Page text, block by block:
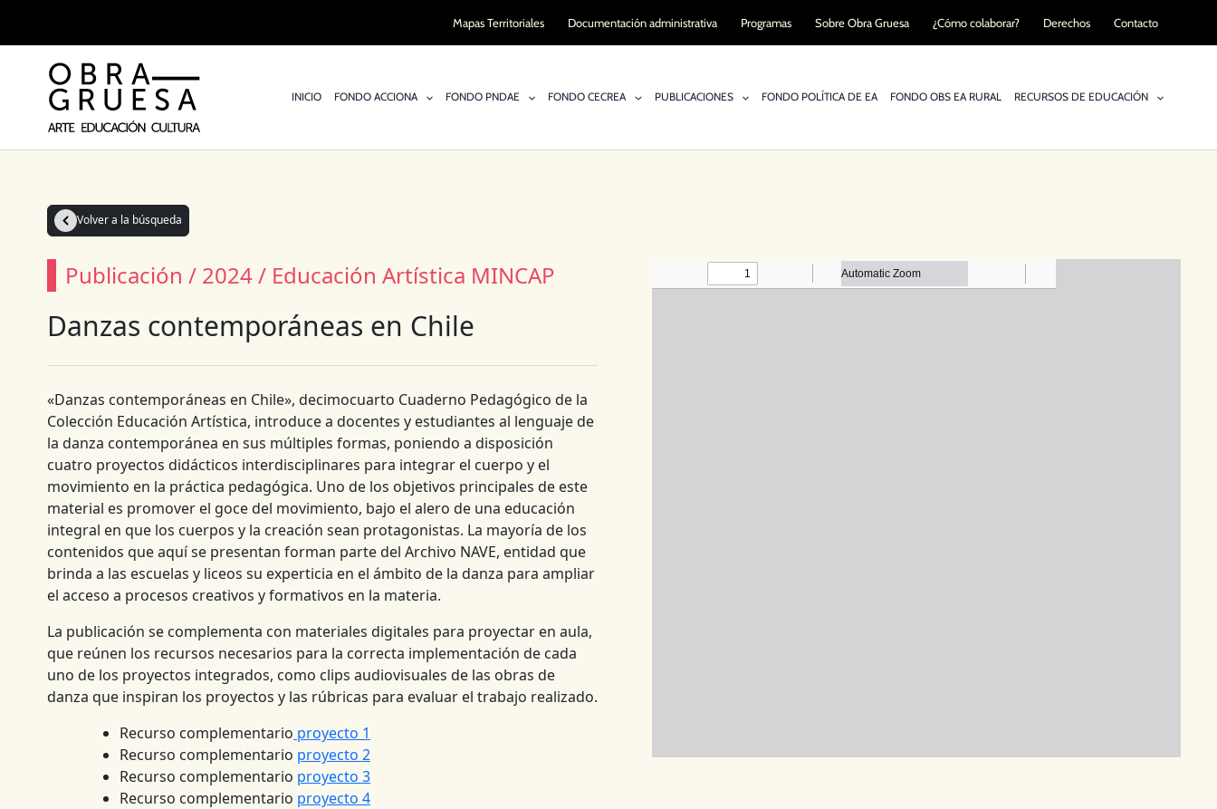
Mapas Territoriales Documentación administrativa Programas Sobre Obra Gruesa ¿Cómo colaborar? Derechos Contacto
INICIO FONDO ACCIONA FONDO PNDAE FONDO CECREA PUBLICACIONES FONDO POLÍTICA DE EA FONDO OBS EA RURAL RECURSOS DE EDUCACIÓN
Volver a la búsqueda
Publicación / 2024 / Educación Artística MINCAP
Danzas contemporáneas en Chile
«Danzas contemporáneas en Chile», decimocuarto Cuaderno Pedagógico de la
Colección Educación Artística, introduce a docentes y estudiantes al lenguaje de
la danza contemporánea en sus múltiples formas, poniendo a disposición
cuatro proyectos didácticos interdisciplinares para integrar el cuerpo y el
movimiento en la práctica pedagógica. Uno de los objetivos principales de este
material es promover el goce del movimiento, bajo el alero de una educación
integral en que los cuerpos y la creación sean protagonistas. La mayoría de los
contenidos que aquí se presentan forman parte del Archivo NAVE, entidad que
brinda a las escuelas y liceos su experticia en el ámbito de la danza para ampliar
el acceso a procesos creativos y formativos en la materia.
La publicación se complementa con materiales digitales para proyectar en aula,
que reúnen los recursos necesarios para la correcta implementación de cada
uno de los proyectos integrados, como clips audiovisuales de las obras de
danza que inspiran los proyectos y las rúbricas para evaluar el trabajo realizado.
Recurso complementario proyecto 1
Recurso complementario proyecto 2
Recurso complementario proyecto 3
Recurso complementario proyecto 4